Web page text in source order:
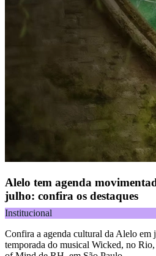
Alelo tem agenda
julho: confira os destaques
Institucional
Confira a agenda cultural da Alelo em
temporada do musical Wicked, no Rio,